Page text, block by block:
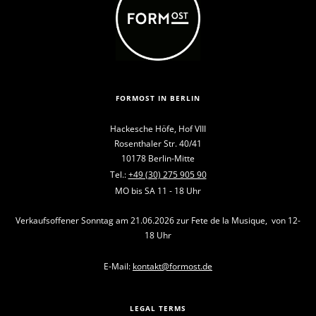
FORMOST IN BERLIN
Hackesche Höfe, Hof VIII
Rosenthaler Str. 40/41
10178 Berlin-Mitte
Tel.:+49 (30) 275 905 90
MO bis SA 11 - 18 Uhr
Verkaufsoffener Sonntag am 21.06.2026 zur Fete de la Musique, von 12-
18 Uhr
E-Mail: kontakt@formost.de
LEGAL TERMS